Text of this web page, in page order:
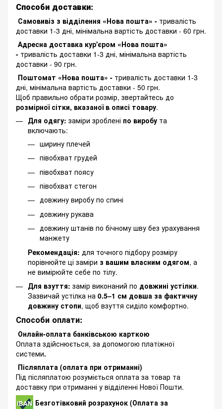
Способи доставки:
Самовивіз з відділення «Нова пошта» - тривалість
доставки 1-3 дні, мінімальна вартість доставки - 60 грн.
Адресна доставка кур'єром «Нова пошта»
- тривалість доставки 1-3 дні, мінімальна вартість
доставки - 90 грн.
Поштомат «Нова пошта» - тривалість доставки 1-3
дні, мінімальна вартість доставки - 50 грн.
Щоб правильно обрати розмір, звертайтесь до
розмірної сітки, вказаної в описі товару.
Для одягу: заміри зроблені по виробу та
включають:
ширину плечей
півобхват грудей
півобхват поясу
півобхват стегон
довжину виробу по спині
довжину рукава
довжину штанів по бічному шву без урахування
манжету
Рекомендація: для точного підбору розміру
порівнюйте ці заміри з вашим власним одягом, а
не вимірюйте себе по тілу.
Для взуття: замір виконаний по довжині устілки.
Зазвичай устілка на 0.5–1 см довша за фактичну
довжину стопи, щоб взуття сиділо комфортно.
Способи оплати:
Онлайн-оплата банківською карткою
Оплата здійснюється, за допомогою платіжної
системи.
Післяплата (оплата при отриманні)
Під післяплатою розуміється оплата за товар та
доставку при отриманні у відділенні Нової Пошти.
Безготівковий розрахунок (Оплата за